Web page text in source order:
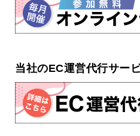
当社のEC運営代行サー